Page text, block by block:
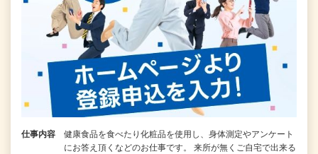
仕事内容
健康食品を食べたり化粧品を使用し、身体測定やアンケート
にお答え頂くなどのお仕事です。 来所が無くご自宅で出来る